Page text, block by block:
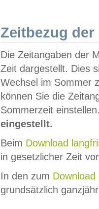
Zeitbezug der
Die Zeitangaben der
Zeit dargestellt. Dies
Wechsel im Sommer
können Sie die
Sommerzeit
eingestellt.
Beim Download
in gesetzlicher Zeit
In den zum Download
grundsätzlich